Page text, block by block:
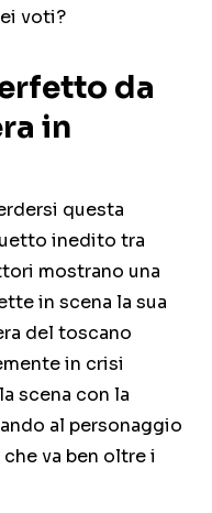
voti?
da
in
questa
inedito tra
mostrano una
in scena la sua
del toscano
in crisi
scena con la
al personaggio
va ben oltre i